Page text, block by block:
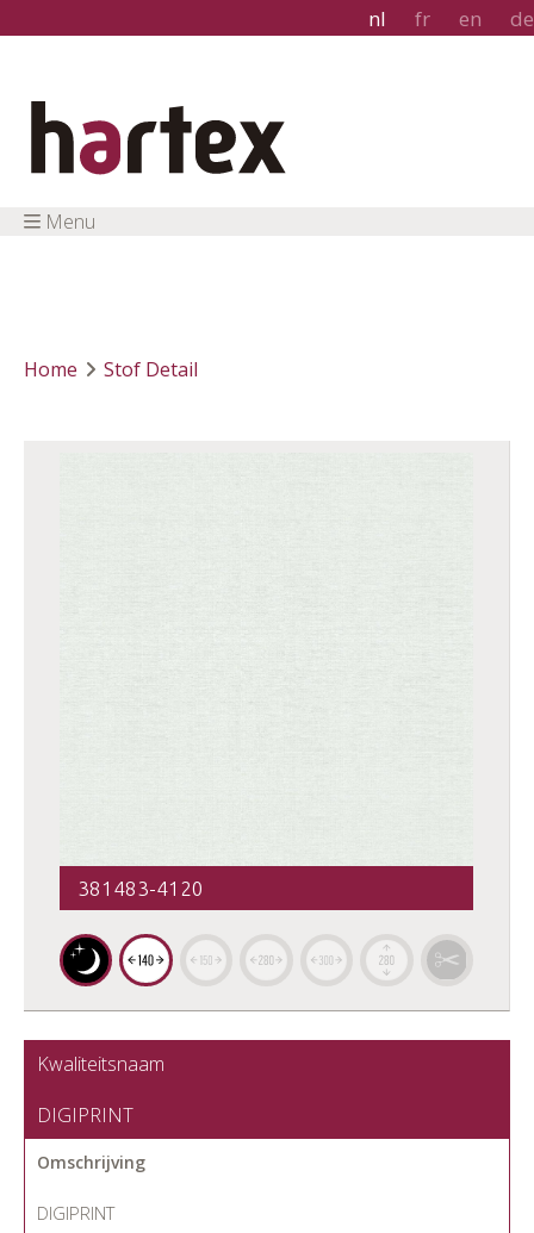
nl fr en de
Menu
Home Stof Detail
381483-4120
Kwaliteitsnaam
DIGIPRINT
Omschrijving
DIGIPRINT